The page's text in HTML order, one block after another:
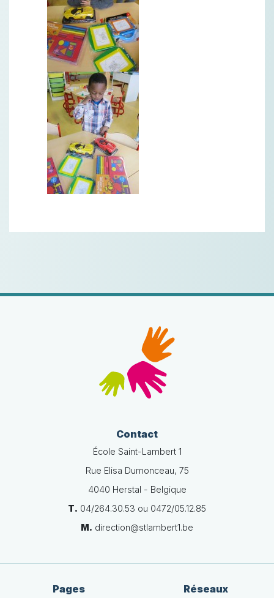
Contact
École Saint-Lambert 1
Rue Elisa Dumonceau, 75
4040 Herstal - Belgique
T. 04/264.30.53 ou 0472/05.12.85
M. direction@stlambert1.be
Pages Réseaux